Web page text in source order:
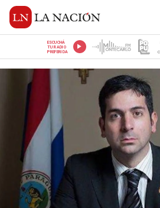
ESCUCHÁ
TU RADIO
PREFERIDA